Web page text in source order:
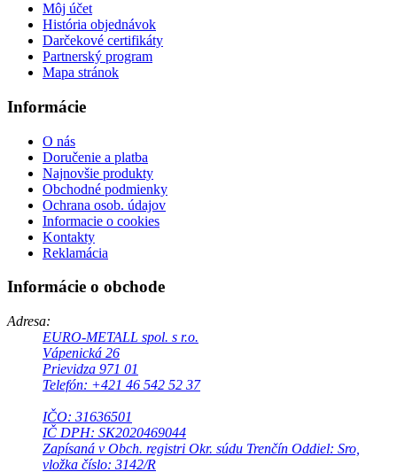
Môj účet
História objednávok
Darčekové certifikáty
Partnerský program
Mapa stránok
Informácie
O nás
Doručenie a platba
Najnovšie produkty
Obchodné podmienky
Ochrana osob. údajov
Informacie o cookies
Kontakty
Reklamácia
Informácie o obchode
Adresa:
EURO-METALL spol. s r.o.
Vápenická 26
Prievidza 971 01
Telefón: +421 46 542 52 37
IČO: 31636501
IČ DPH: SK2020469044
Zapísaná v Obch. registri Okr. súdu Trenčín Oddiel: Sro,
vložka číslo: 3142/R